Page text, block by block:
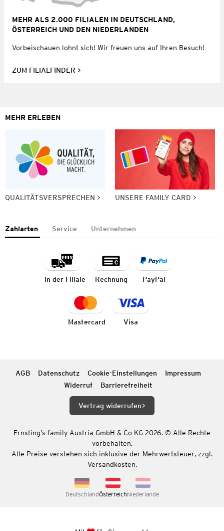
MEHR ALS 2.000 FILIALEN IN DEUTSCHLAND,
ÖSTERREICH UND DEN NIEDERLANDEN
Vorbeischauen lohnt sich! Wir freuen uns auf Ihren Besuch!
ZUM FILIALFINDER
MEHR ERLEBEN
QUALITÄTSVERSPRECHEN UNSERE FAMILY CARD
Zahlarten Service Unternehmen
In der Filiale Rechnung PayPal
Mastercard Visa
AGB Datenschutz Cookie-Einstellungen
Impressum
Widerruf
Barrierefreiheit
Vertrag widerrufen
Ernsting’s family Austria GmbH & Co KG 2026. © Alle Rechte
vorbehalten.
Alle Preise verstehen sich inklusive der Mehrwertsteuer, zzgl.
Versandkosten.
DeutschlandÖsterreichNiederlande